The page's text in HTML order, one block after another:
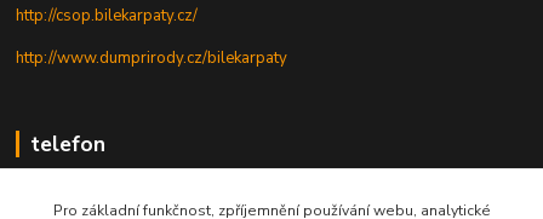
http://csop.bilekarpaty.cz/
http://www.dumprirody.cz/bilekarpaty
telefon
Pro základní funkčnost, zpříjemnění používání webu, analytické